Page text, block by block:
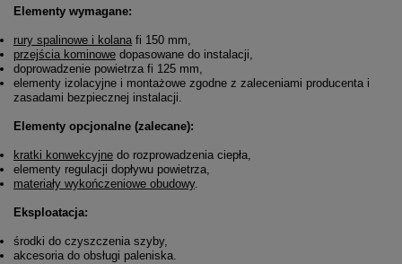
Elementy wymagane:
rury spalinowe i kolana fi 150 mm,
przejścia kominowe dopasowane do instalacji,
doprowadzenie powietrza fi 125 mm,
elementy izolacyjne i montażowe zgodne z zaleceniami producenta i
zasadami bezpiecznej instalacji.
Elementy opcjonalne (zalecane):
kratki konwekcyjne do rozprowadzenia ciepła,
elementy regulacji dopływu powietrza,
materiały wykończeniowe obudowy.
Eksploatacja:
środki do czyszczenia szyby,
akcesoria do obsługi paleniska.